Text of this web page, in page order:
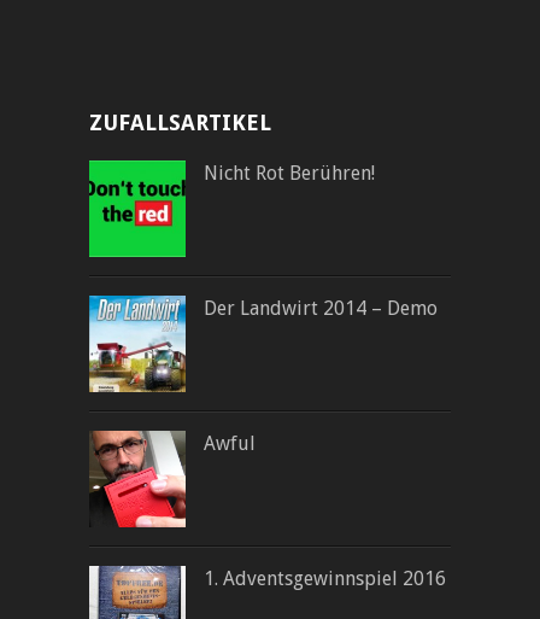
ZUFALLSARTIKEL
Nicht Rot Berühren!
Der Landwirt 2014 – Demo
Awful
1. Adventsgewinnspiel 2016